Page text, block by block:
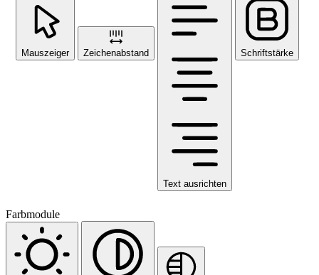
Mauszeiger Zeichenabstand
Text ausrichten
Schriftstärke
Farbmodule